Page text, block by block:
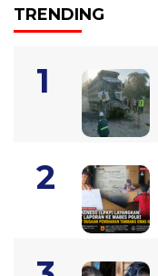
TRENDING